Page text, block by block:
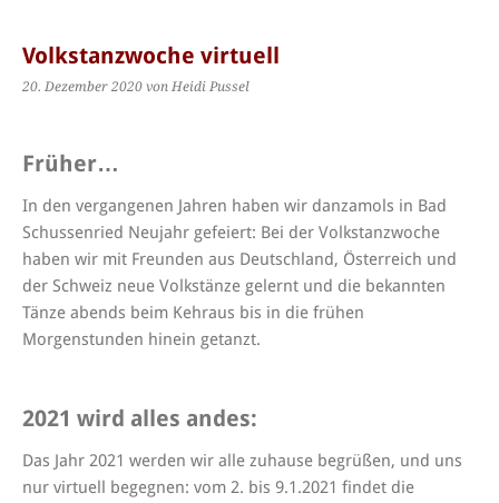
Volkstanzwoche virtuell
20. Dezember 2020 von Heidi Pussel
Früher…
In den vergangenen Jahren haben wir danzamols in Bad
Schussenried Neujahr gefeiert: Bei der Volkstanzwoche
haben wir mit Freunden aus Deutschland, Österreich und
der Schweiz neue Volkstänze gelernt und die bekannten
Tänze abends beim Kehraus bis in die frühen
Morgenstunden hinein getanzt.
2021 wird alles andes:
Das Jahr 2021 werden wir alle zuhause begrüßen, und uns
nur virtuell begegnen: vom 2. bis 9.1.2021 findet die